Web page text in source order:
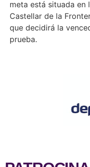
meta está situada en
Castellar de la
que decidirá la
prueba.